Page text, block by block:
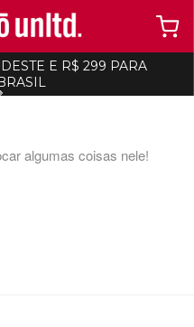
E R$ 299 PARA
algumas coisas nele!